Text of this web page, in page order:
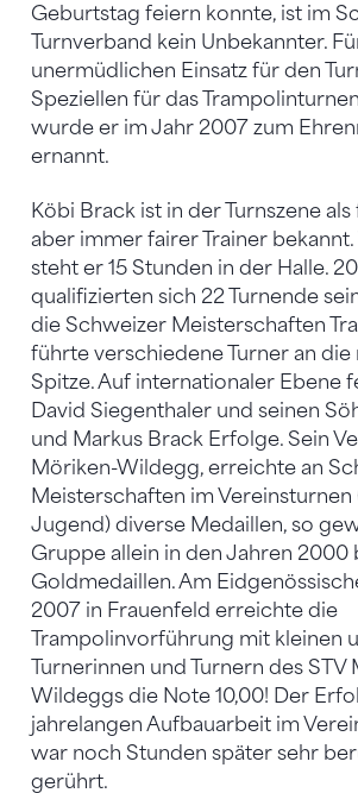
Geburtstag feiern konnte, ist im
Turnverband kein Unbekannter.
unermüdlichen Einsatz für den
Speziellen für das
wurde er im Jahr 2007 zum
ernannt.
Köbi Brack ist in der Turnszene
aber immer fairer Trainer
steht er 15 Stunden in der Halle.
qualifizierten sich 22 Turnende
die Schweizer Meisterschaften
führte verschiedene Turner an die
Spitze. Auf internationaler Ebene
David Siegenthaler und seinen
und Markus Brack Erfolge. Sein
Möriken-Wildegg, erreichte an
Meisterschaften im Vereinsturnen
Jugend) diverse Medaillen, so
Gruppe allein in den Jahren 2000
Goldmedaillen. Am
2007 in Frauenfeld erreichte die
Trampolinvorführung mit kleinen
Turnerinnen und Turnern des STV
Wildeggs die Note 10,00! Der
jahrelangen Aufbauarbeit im
war noch Stunden später sehr
gerührt.